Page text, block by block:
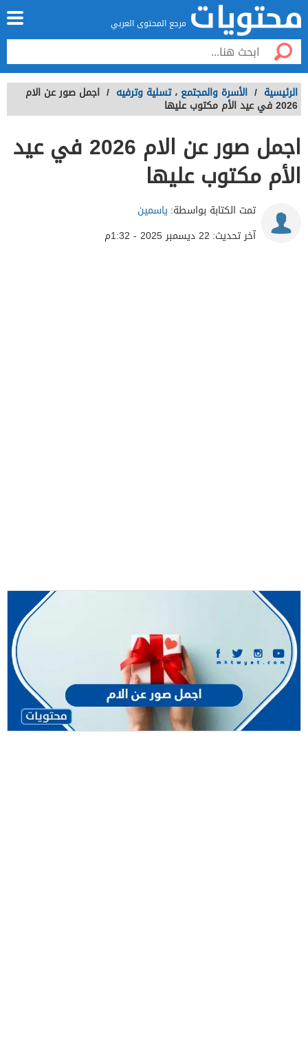
مرجع المحتوى العربي
الرئيسية / الأسرة والمجتمع ، تسلية وترفيه / اجمل صور عن الام
2026 في عيد الأم مكتوب عليها
اجمل صور عن الام 2026 في عيد
الأم مكتوب عليها
تمت الكتابة بواسطة: ياسمين
آخر تحديث: 22 ديسمبر 2025 - 1:32م